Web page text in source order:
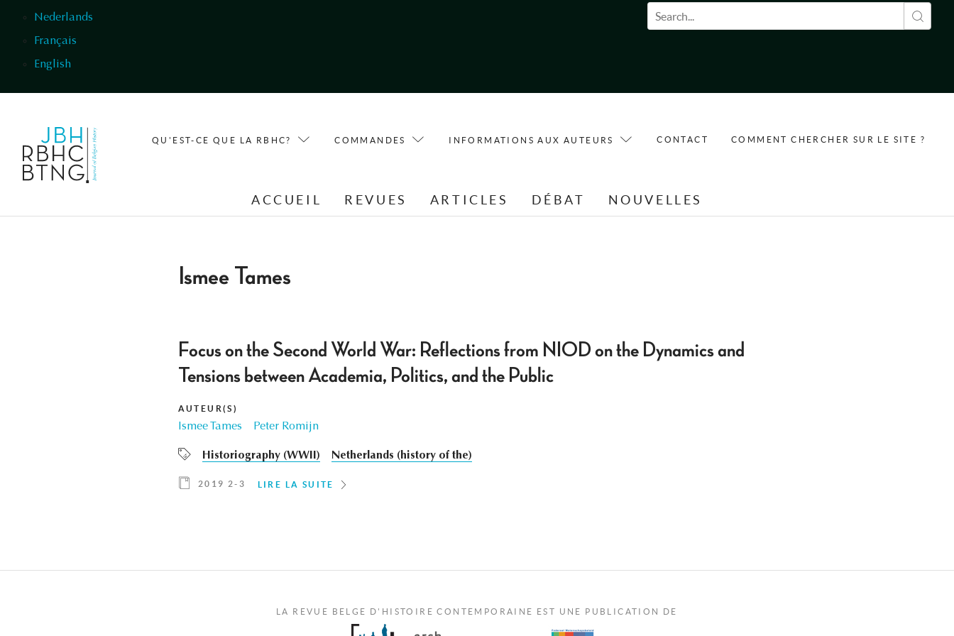
Nederlands
Français
English
Formulaire de recherche
QU'EST-CE QUE LA RBHC? COMMANDES INFORMATIONS AUX AUTEURS CONTACT COMMENT CHERCHER SUR LE SITE ?
ACCUEIL REVUES ARTICLES DÉBAT NOUVELLES
Ismee Tames
Focus on the Second World War: Reflections from NIOD on the Dynamics and
Tensions between Academia, Politics, and the Public
AUTEUR(S)
Ismee Tames Peter Romijn
Historiography (WWII) Netherlands (history of the)
2019 2-3 LIRE LA SUITE
LA REVUE BELGE D'HISTOIRE CONTEMPORAINE EST UNE PUBLICATION DE